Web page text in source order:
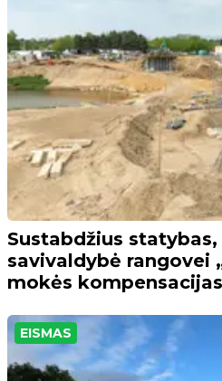
Sustabdžius statybas,
savivaldybė rangovei
mokės kompensacijas
EISMAS